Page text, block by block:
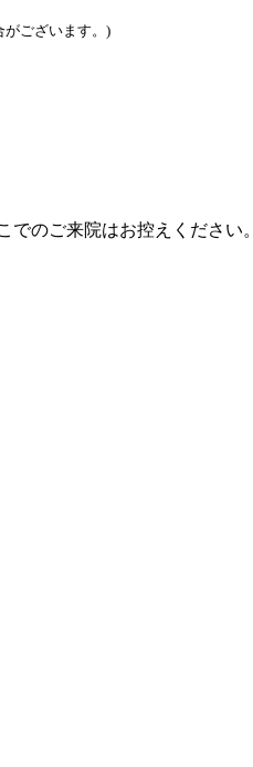
がございます。)
のご来院はお控えください。